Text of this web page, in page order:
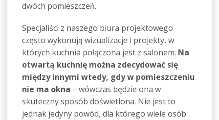
dwóch pomieszczeń.
Specjaliści z naszego biura projektowego
często wykonują wizualizacje i projekty, w
których kuchnia połączona jest z salonem. Na
otwartą kuchnię można zdecydować się
między innymi wtedy, gdy w pomieszczeniu
nie ma okna – wówczas będzie ona w
skuteczny sposób doświetlona. Nie jest to
jednak jedyny powód, dla którego wiele osób